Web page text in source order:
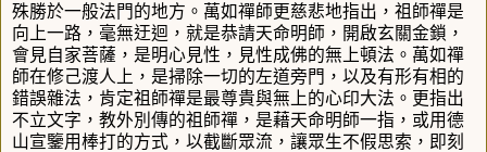
殊勝於一般法門的地方。萬如禪師更慈悲地指出，祖師禪是
向上一路，毫無迂迴，就是恭請天命明師，開啟玄關金鎖，
會見自家菩薩，是明心見性，見性成佛的無上頓法。萬如禪
師在修己渡人上，是掃除一切的左道旁門，以及有形有相的
錯誤雜法，肯定祖師禪是最尊貴與無上的心印大法。更指出
不立文字，教外別傳的祖師禪，是藉天命明師一指，或用德
山宣鑒用棒打的方式，以截斷眾流，讓眾生不假思索，即刻